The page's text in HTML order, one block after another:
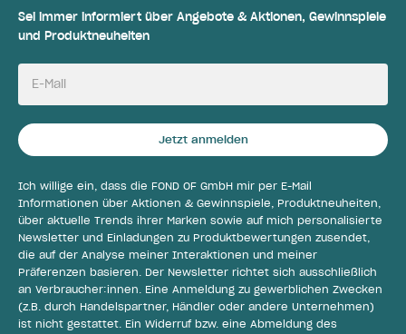
Sei immer informiert über Angebote & Aktionen, Gewinnspiele
und Produktneuheiten
E-Mail
Jetzt anmelden
Ich willige ein, dass die FOND OF GmbH mir per E-Mail
Informationen über Aktionen & Gewinnspiele, Produktneuheiten,
über aktuelle Trends ihrer Marken sowie auf mich personalisierte
Newsletter und Einladungen zu Produktbewertungen zusendet,
die auf der Analyse meiner Interaktionen und meiner
Präferenzen basieren. Der Newsletter richtet sich ausschließlich
an Verbraucher:innen. Eine Anmeldung zu gewerblichen Zwecken
(z.B. durch Handelspartner, Händler oder andere Unternehmen)
ist nicht gestattet. Ein Widerruf bzw. eine Abmeldung des